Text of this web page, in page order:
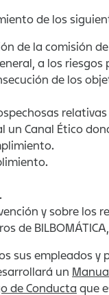
de los
de la comisión
a los riesgos
de los
Canal Ético
y sobre los
de
sus empleados
un
de Conducta que